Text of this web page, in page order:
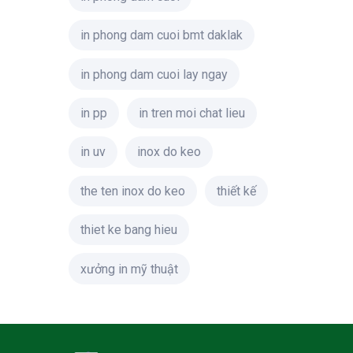
in phong dam cuoi bmt daklak
in phong dam cuoi lay ngay
in pp in tren moi chat lieu
in uv inox do keo
the ten inox do keo thiết kế
thiet ke bang hieu
xưởng in mỹ thuật